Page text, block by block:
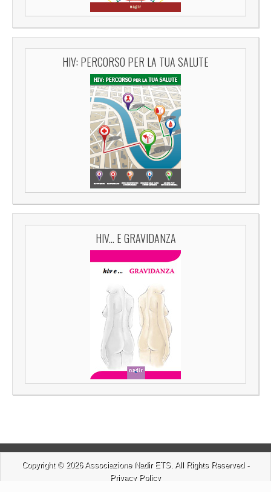
HIV: PERCORSO PER LA TUA SALUTE
HIV... E GRAVIDANZA
Copyright © 2026 Associazione Nadir ETS . All Rights Reserved -
Privacy Policy